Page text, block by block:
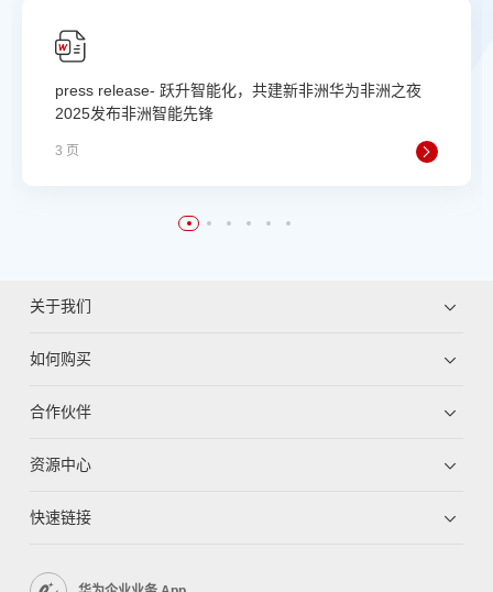
press release- 跃升智能化，共建新非洲华为非洲之夜
2025发布非洲智能先锋
3 页
关于我们
如何购买
合作伙伴
资源中心
快速链接